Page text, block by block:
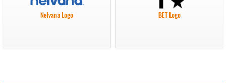
Nelvana Logo BET Logo